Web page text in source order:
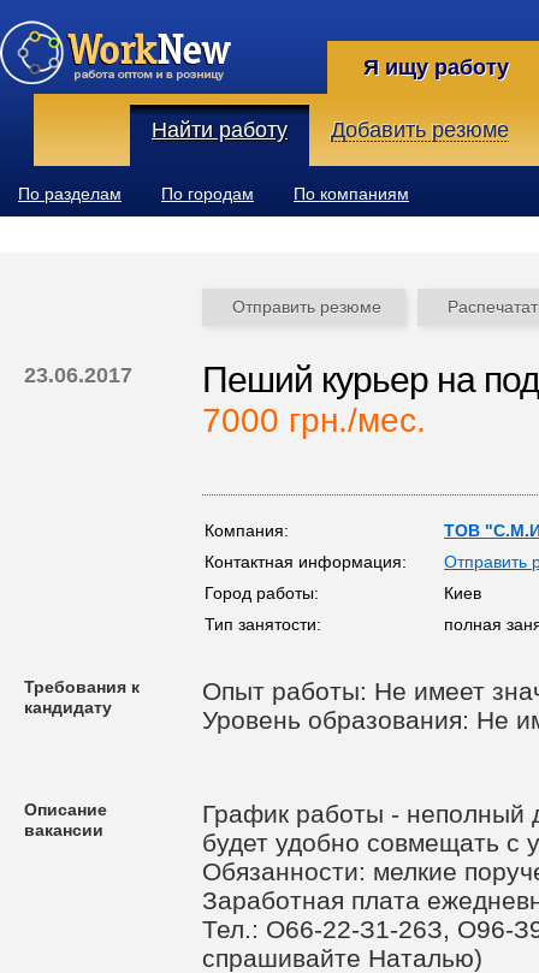
Я ищу работу
Найти работу Добавить резюме
По разделам По городам По компаниям
Отправить резюме
23.06.2017 Пеший курьер на
7000 грн./мес.
Компания:
ТОВ
Контактная информация:
Отправить
Город работы:
Киев
Тип занятости:
полная
Требования к
кандидату
Опыт работы: Не имеет
Уровень образования: Не
Описание
вакансии
График работы - неполный
будет удобно совмещать с
Обязанности: мелкие
Заработная плата
Тел.: О66-22-З1-26З, О96-
спрашивайте Наталью)